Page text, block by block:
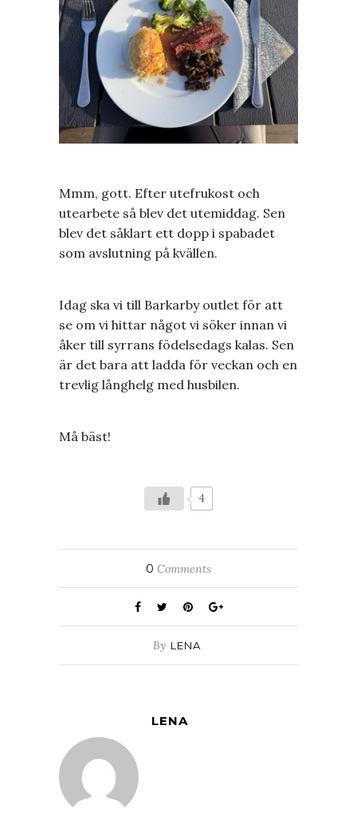
Mmm, gott. Efter utefrukost och
utearbete så blev det utemiddag. Sen
blev det såklart ett dopp i spabadet
som avslutning på kvällen.
Idag ska vi till Barkarby outlet för att
se om vi hittar något vi söker innan vi
åker till syrrans födelsedags kalas. Sen
är det bara att ladda för veckan och en
trevlig långhelg med husbilen.
Må bäst!
4
0 Comments
By LENA
LENA